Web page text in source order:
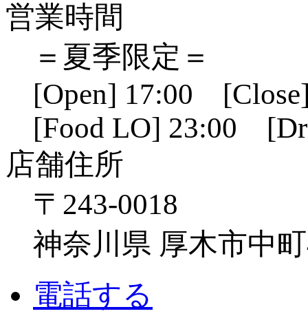
営業時間
＝夏季限定＝
[Open] 17:00
[Food LO] 23:00
店舗住所
〒243-0018
神奈川県 厚木市中
電話する